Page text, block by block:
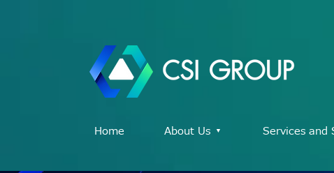
Home About Us ▾ Services and